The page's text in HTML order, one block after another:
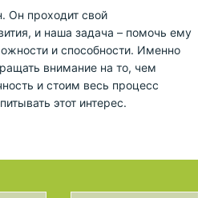
Он проходит свой
и наша задача – помочь ему
и способности. Именно
внимание на то, чем
и стоим весь процесс
этот интерес.